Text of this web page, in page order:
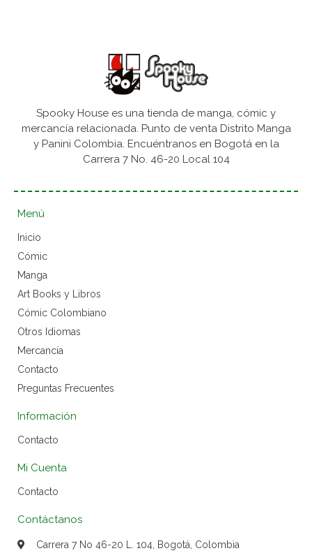
Spooky House es una tienda de manga, cómic y
mercancía relacionada. Punto de venta Distrito Manga
y Panini Colombia. Encuéntranos en Bogotá en la
Carrera 7 No. 46-20 Local 104
Menú
Inicio
Cómic
Manga
Art Books y Libros
Cómic Colombiano
Otros Idiomas
Mercancía
Contacto
Preguntas Frecuentes
Información
Contacto
Mi Cuenta
Contacto
Contáctanos
Carrera 7 No 46-20 L. 104, Bogotá, Colombia